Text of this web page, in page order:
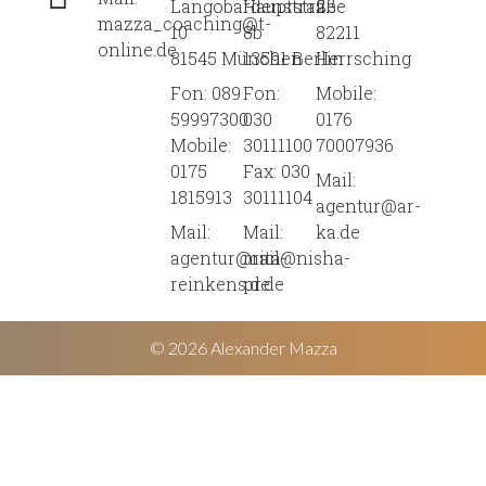
mazza_coaching@t-
online.de
Langobardenstraße
10
81545 München
Fon: 089
59997300
Mobile:
0175
1815913
Mail:
agentur@rita-
reinkens.de
Hauptstraße
8b
13591 Berlin
Fon:
030
30111100
Fax: 030
30111104
Mail:
mail@nisha-
pr.de
2
82211
Herrsching
Mobile:
0176
70007936
Mail:
agentur@ar-
ka.de
© 2026 Alexander Mazza